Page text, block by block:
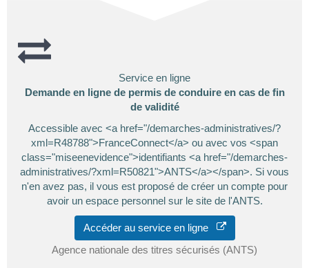
Service en ligne
Demande en ligne de permis de conduire en cas de fin
de validité
Accessible avec <a href="/demarches-administratives/?
xml=R48788">FranceConnect</a> ou avec vos <span
class="miseenevidence">identifiants <a href="/demarches-
administratives/?xml=R50821">ANTS</a></span>. Si vous
n'en avez pas, il vous est proposé de créer un compte pour
avoir un espace personnel sur le site de l'ANTS.
Accéder au service en ligne
Agence nationale des titres sécurisés (ANTS)